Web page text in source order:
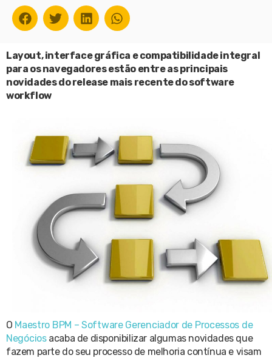
Layout, interface gráfica e compatibilidade integral
para os navegadores estão entre as principais
novidades do release mais recente do software
workflow
O Maestro BPM – Software Gerenciador de Processos de
Negóciosacaba de disponibilizar algumas novidades que
fazem parte do seu processo de melhoria contínua e visam